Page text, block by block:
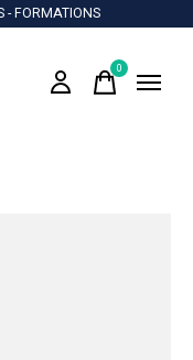
- FORMATIONS
0items